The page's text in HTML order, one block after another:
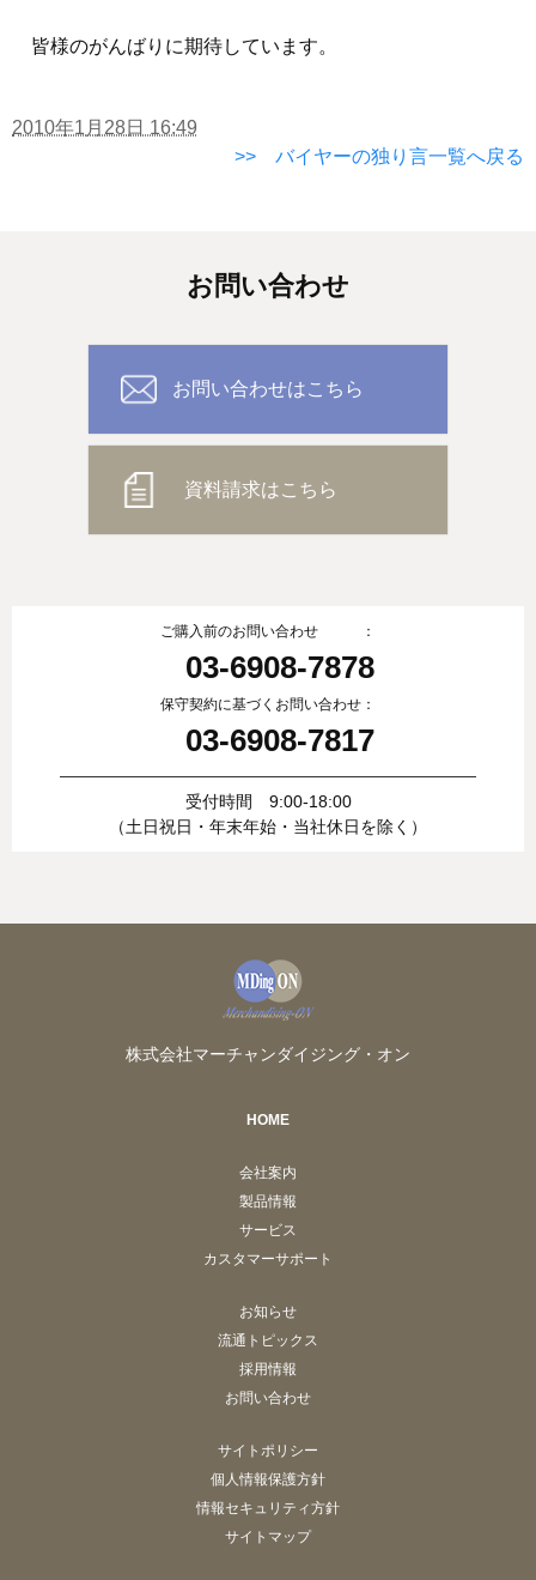
皆様のがんばりに期待しています。
2010年1月28日 16:49
>> バイヤーの独り言一覧へ戻る
お問い合わせ
お問い合わせはこちら
資料請求はこちら
ご購入前のお問い合わせ ：
03-6908-7878
保守契約に基づくお問い合わせ：
03-6908-7817
受付時間 9:00-18:00
（土日祝日・年末年始・当社休日を除く）
株式会社マーチャンダイジング・オン
HOME
会社案内
製品情報
サービス
カスタマーサポート
お知らせ
流通トピックス
採用情報
お問い合わせ
サイトポリシー
個人情報保護方針
情報セキュリティ方針
サイトマップ